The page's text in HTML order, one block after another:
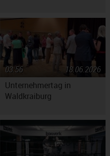
Unternehmertag in
Waldkraiburg
18.06.2026
03:56